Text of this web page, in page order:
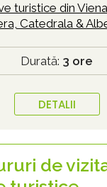
turistice din
Catedrala &
Durată: 3 ore
DETALII
de